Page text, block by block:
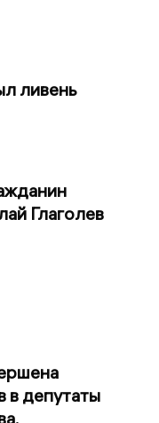
ливень
Глаголев
в депутаты